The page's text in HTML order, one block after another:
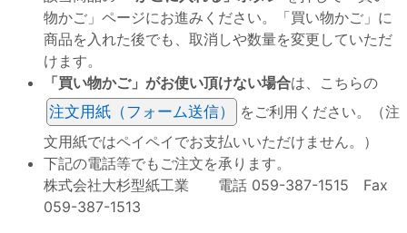
物かご」ページにお進みください。「買い物かご」に
商品を入れた後でも、取消しや数量を変更していただ
けます。
「買い物かご」がお使い頂けない場合は、こちらの
注文用紙（フォーム送信）
をご利用ください。（注
文用紙ではペイペイでお支払いいただけません。）
下記の電話等でもご注文を承ります。
株式会社大杉型紙工業 電話 059-387-1515 Fax
059-387-1513